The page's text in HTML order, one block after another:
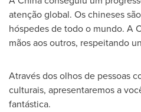
atenção global. Os chineses
hóspedes de todo o mundo. A
mãos aos outros, respeitando
Através dos olhos de pessoas
culturais, apresentaremos a
fantástica.